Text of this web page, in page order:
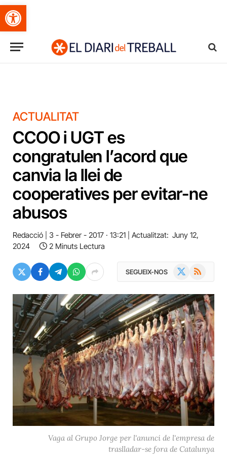
Obre la barra d'eines
ACTUALITAT
CCOO i UGT es
congratulen l’acord que
canvia la llei de
cooperatives per evitar-ne
abusos
Redacció 3 - Febrer - 2017 · 13:21 Actualitzat: Juny 12,
2024
2 Minuts Lectura
SEGUEIX-NOS RSS
Vaga al Grupo Jorge per l'anunci de l'empresa de
traslladar-se fora de Catalunya